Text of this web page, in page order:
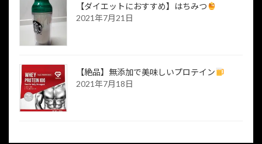
【ダイエットにおすすめ】はちみつ
2021年7月21日
【絶品】無添加で美味しいプロテイン
2021年7月18日